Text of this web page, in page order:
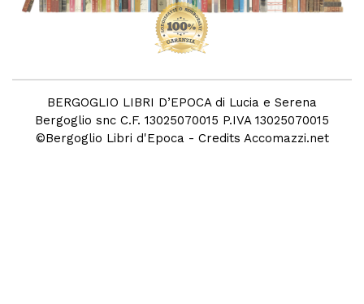
BERGOGLIO LIBRI D’EPOCA di Lucia e Serena
Bergoglio snc C.F. 13025070015 P.IVA 13025070015
©Bergoglio Libri d'Epoca - Credits Accomazzi.net